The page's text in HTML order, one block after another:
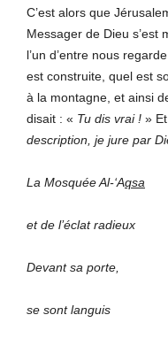
C’est alors que
Messager de Dieu s’est
l’un d’entre nous
est construite, quel est
à la montagne, et ainsi
disait : « Tu dis vrai ! »
description, je jure par
La Mosquée Al-‘Aqsa
et de l’éclat
Devant sa
se sont